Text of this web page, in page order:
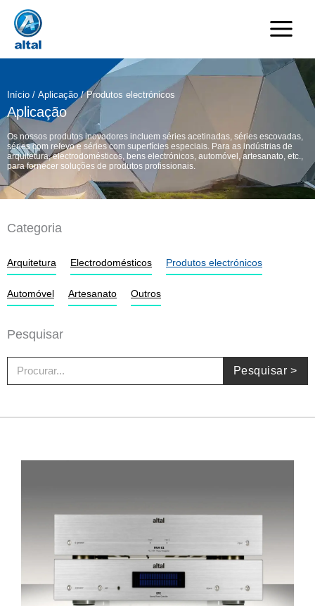
Saltar
para
conteúdo
Início / Aplicação/ Produtos electrónicos
Aplicação
Os nossos produtos inovadores incluem séries acetinadas, séries escovadas,
séries com relevo e séries com superfícies especiais. Para as indústrias de
arquitetura, electrodomésticos, bens electrónicos, automóvel, artesanato, etc.,
para fornecer soluções de produtos profissionais.
Categoria
Arquitetura Electrodomésticos Produtos electrónicos
Automóvel Artesanato Outros
Pesquisar
Procurar Pesquisar >